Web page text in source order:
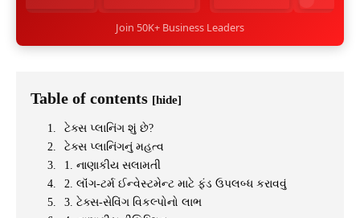
Join 50K+ Business Leaders
Table of contents [hide]
ટેક્સ પ્લાનિંગ શું છે?
ટેક્સ પ્લાનિંગનું મહત્વ
1. નાણાકીય સલામતી
2. લૉંગ-ટર્મ ઈન્વેસ્ટમેન્ટ માટે ફંડ ઉપલબ્ધ કરાવવું
3. ટેક્સ-સેવિંગ વિકલ્પોનો લાભ